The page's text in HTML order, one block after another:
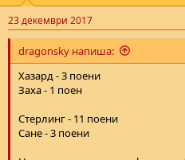
23 декември 2017
dragonsky напиша:
Хазард - 3 поени
Заха - 1 поен
Стерлинг - 11 поени
Сане - 3 поени